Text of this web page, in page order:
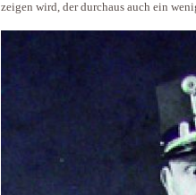
zeigen wird, der durchaus auch ein